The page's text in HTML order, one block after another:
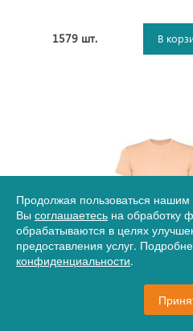
1579 шт. В
Артикул 12-
Футболка Corgi мужская,
выстиранный
Продолжая пользоваться нашим
Вы соглашаетесь на обработку
обрабатываются в целях
предоставления услуг.
конфиденциальности.